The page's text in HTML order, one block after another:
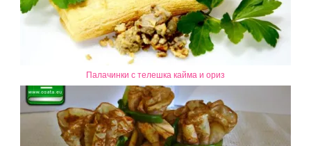
Палачинки с телешка кайма и ориз